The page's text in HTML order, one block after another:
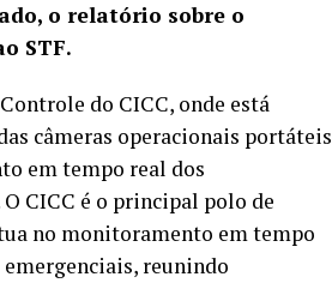
o relatório sobre o
STF.
do CICC, onde está
câmeras operacionais portáteis
em tempo real dos
CICC é o principal polo de
no monitoramento em tempo
reunindo